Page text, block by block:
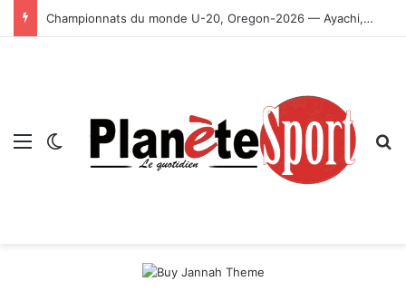
Championnats du monde U-20, Oregon-2026 — Ayachi, Dissa, Touahria et Ghezali en finale
Menu Switch skin